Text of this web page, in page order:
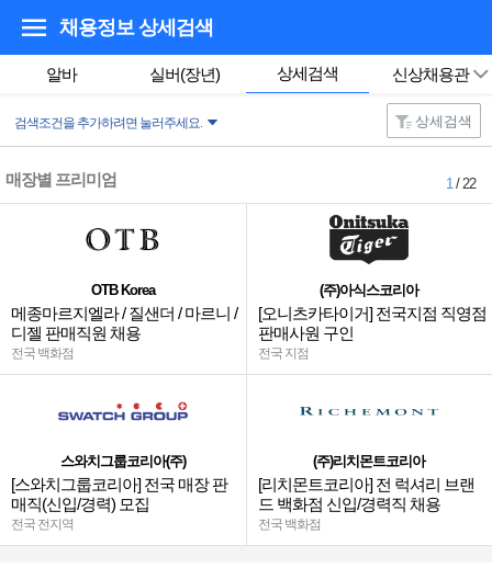
채용정보 상세검색
알바 실버(장년) 상세검색 신상채용관
검색조건을 추가하려면 눌러주세요. 상세검색
매장별 프리미엄 1/ 22
OTB Korea
메종마르지엘라 / 질샌더 / 마르니 /
디젤 판매직원 채용
전국 백화점
스와치그룹코리아(주)
[스와치그룹코리아] 전국 매장 판
매직(신입/경력) 모집
전국 전지역
(주)아식스코리아
[오니츠카타이거] 전국지점 직영점
판매사원 구인
전국 지점
(주)리치몬트코리아
[리치몬트코리아] 전 럭셔리 브랜
드 백화점 신입/경력직 채용
전국 백화점